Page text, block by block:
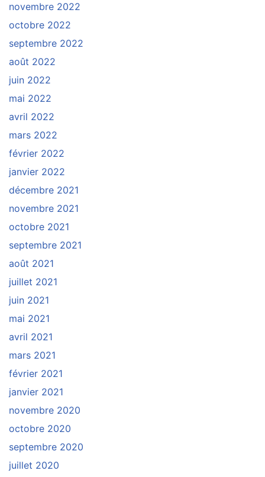
novembre 2022
octobre 2022
septembre 2022
août 2022
juin 2022
mai 2022
avril 2022
mars 2022
février 2022
janvier 2022
décembre 2021
novembre 2021
octobre 2021
septembre 2021
août 2021
juillet 2021
juin 2021
mai 2021
avril 2021
mars 2021
février 2021
janvier 2021
novembre 2020
octobre 2020
septembre 2020
juillet 2020